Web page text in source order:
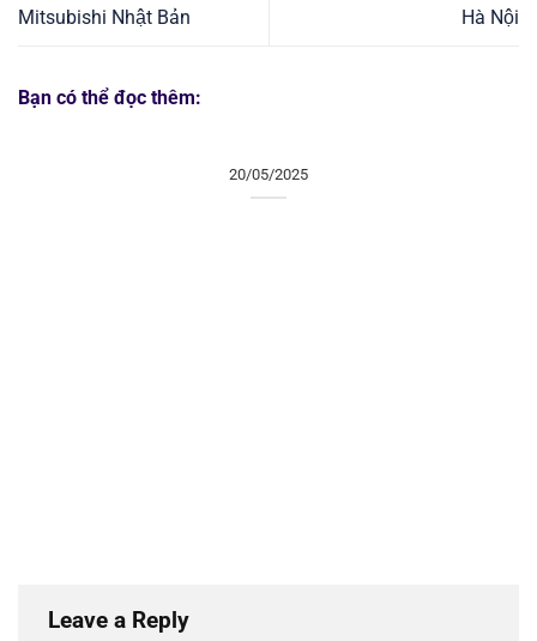
Mitsubishi Nhật Bản
Hà Nội
Bạn có thể đọc thêm:
20/05/2025
Leave a Reply